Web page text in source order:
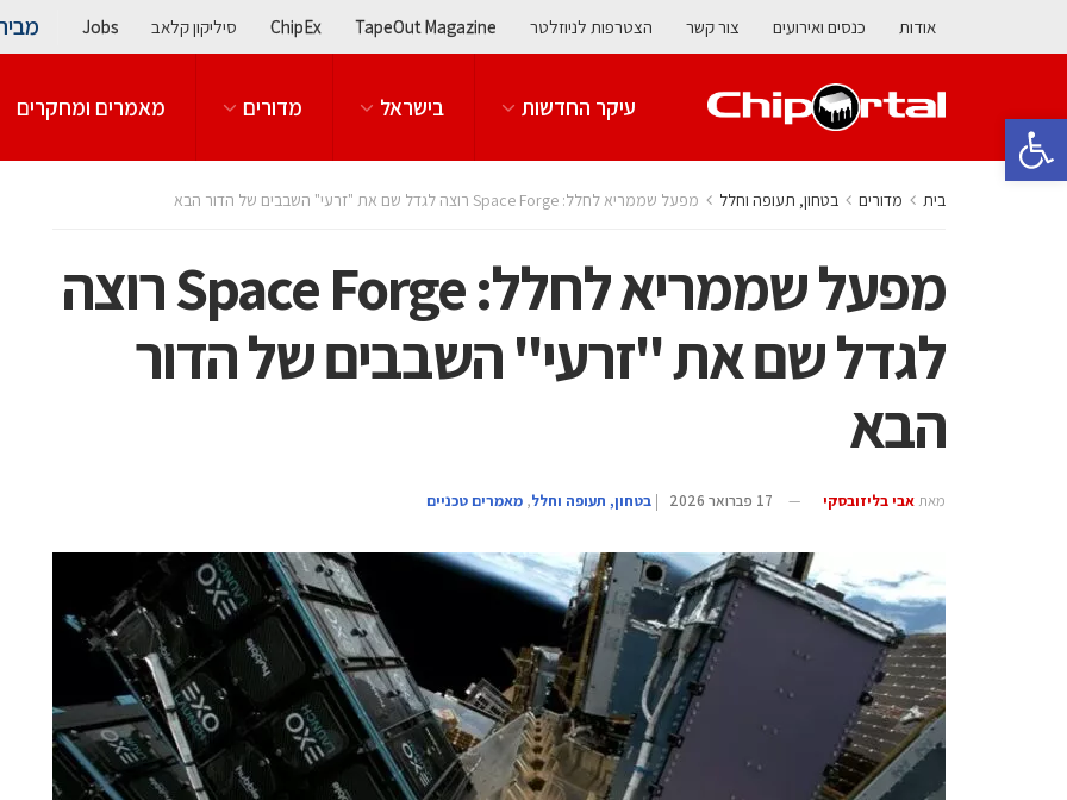
פתח סרגל נגישות
אודות כנסים ואירועים צור קשר הצטרפות לניוזלטר TapeOut Magazine
ChipEx סיליקון קלאב Jobs
עיקר החדשות בישראל מדורים מאמרים ומחקרים
בית מדורים בטחון, תעופה וחלל מפעל שממריא לחלל: Space Forge רוצה לגדל שם את "זרעי" השבבים של הדור הבא
מפעל שממריא לחלל: Space Forge רוצה
לגדל שם את "זרעי" השבבים של הדור
הבא
מאת אבי בליזובסקי 17 פברואר 2026 | בטחון, תעופה וחלל, מאמרים טכניים